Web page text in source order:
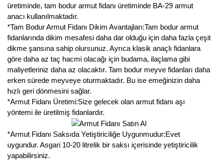
üretiminde, tam bodur armut fidanı üretiminde BA-29 armut
anacı kullanılmaktadır.
*Tam Bodur Armut Fidanı Dikim Avantajları:Tam bodur armut
fidanlarında dikim mesafesi daha dar olduğu için daha fazla çeşit
dikme şansına sahip olursunuz. Ayrıca klasik anaçlı fidanlara
göre daha az taç hacmi olacağı için budama, ilaçlama gibi
maliyetleriniz daha az olacaktır. Tam bodur meyve fidanları daha
erken sürede meyveye oturmaktadır. Bu ise emeğinizin daha
hızlı geri dönmesini sağlar.
*Armut Fidanı Üretimi:Size gelecek olan armut fidanı aşı
yöntemi ile üretilmiş fidanlardır.
*Armut Fidanı Saksıda Yetiştiriciliğe Uygunmudur:Evet
uygundur. Asgari 10-20 litrelik bir saksı içerisinde yetiştiricilik
yapabilirsiniz.